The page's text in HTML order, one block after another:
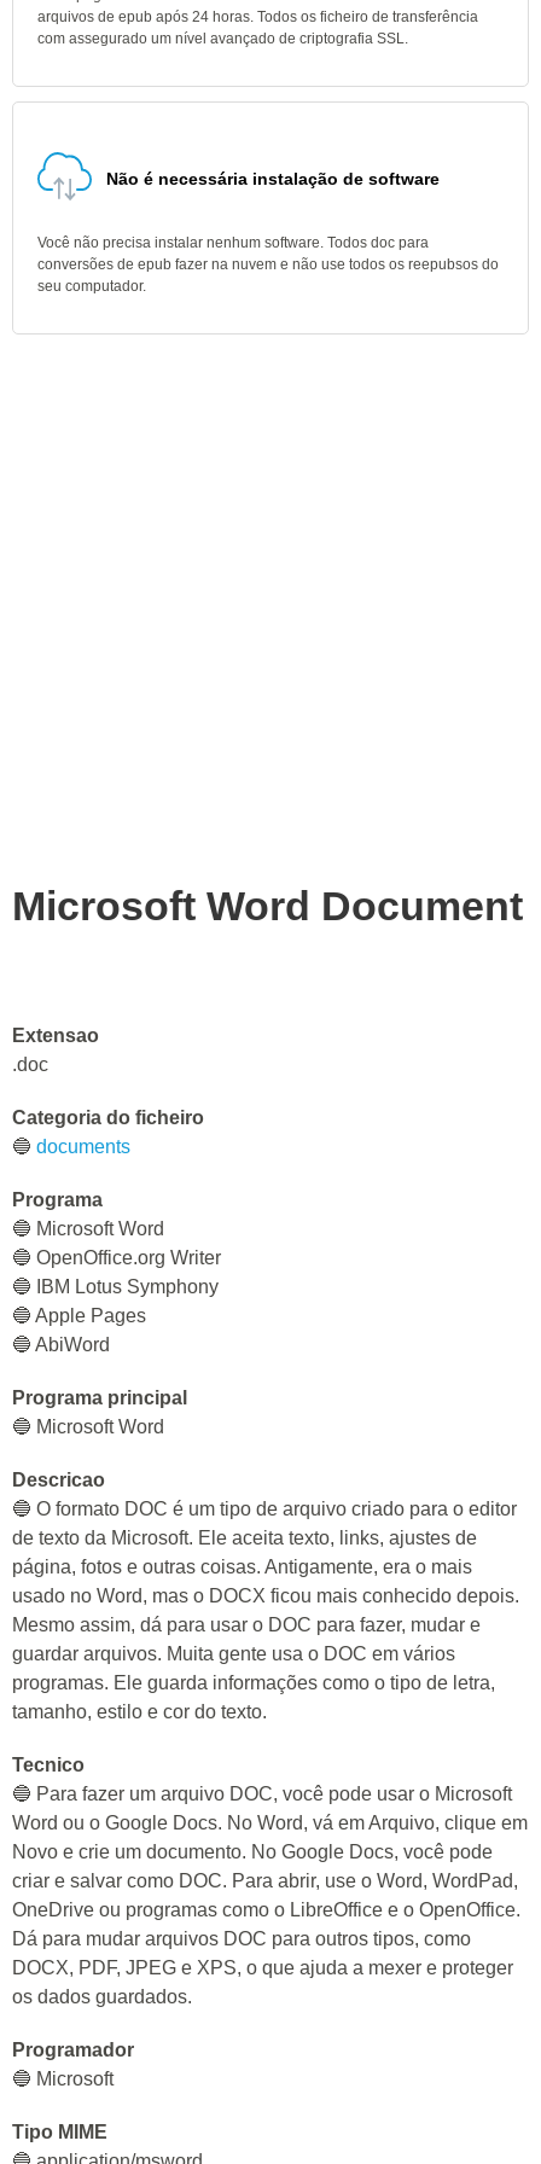
arquivos de epub após 24 horas. Todos os ficheiro de transferência
com assegurado um nível avançado de criptografia SSL.
Não é necessária instalação de software
Você não precisa instalar nenhum software. Todos doc para
conversões de epub fazer na nuvem e não use todos os reepubsos do
seu computador.
Microsoft Word Document
Extensao
.doc
Categoria do ficheiro
🔵 documents
Programa
🔵 Microsoft Word
🔵 OpenOffice.org Writer
🔵 IBM Lotus Symphony
🔵 Apple Pages
🔵 AbiWord
Programa principal
🔵 Microsoft Word
Descricao
🔵 O formato DOC é um tipo de arquivo criado para o editor
de texto da Microsoft. Ele aceita texto, links, ajustes de
página, fotos e outras coisas. Antigamente, era o mais
usado no Word, mas o DOCX ficou mais conhecido depois.
Mesmo assim, dá para usar o DOC para fazer, mudar e
guardar arquivos. Muita gente usa o DOC em vários
programas. Ele guarda informações como o tipo de letra,
tamanho, estilo e cor do texto.
Tecnico
🔵 Para fazer um arquivo DOC, você pode usar o Microsoft
Word ou o Google Docs. No Word, vá em Arquivo, clique em
Novo e crie um documento. No Google Docs, você pode
criar e salvar como DOC. Para abrir, use o Word, WordPad,
OneDrive ou programas como o LibreOffice e o OpenOffice.
Dá para mudar arquivos DOC para outros tipos, como
DOCX, PDF, JPEG e XPS, o que ajuda a mexer e proteger
os dados guardados.
Programador
🔵 Microsoft
Tipo MIME